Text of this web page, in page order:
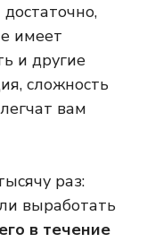
имеет
и другие
сложность
вам
раз:
выработать
в течение